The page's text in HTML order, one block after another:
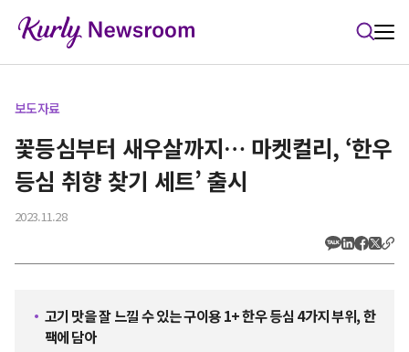
보도자료
꽃등심부터 새우살까지… 마켓컬리, ‘한우
등심 취향 찾기 세트’ 출시
2023.11.28
고기 맛을 잘 느낄 수 있는 구이용 1+ 한우 등심 4가지 부위, 한
팩에 담아